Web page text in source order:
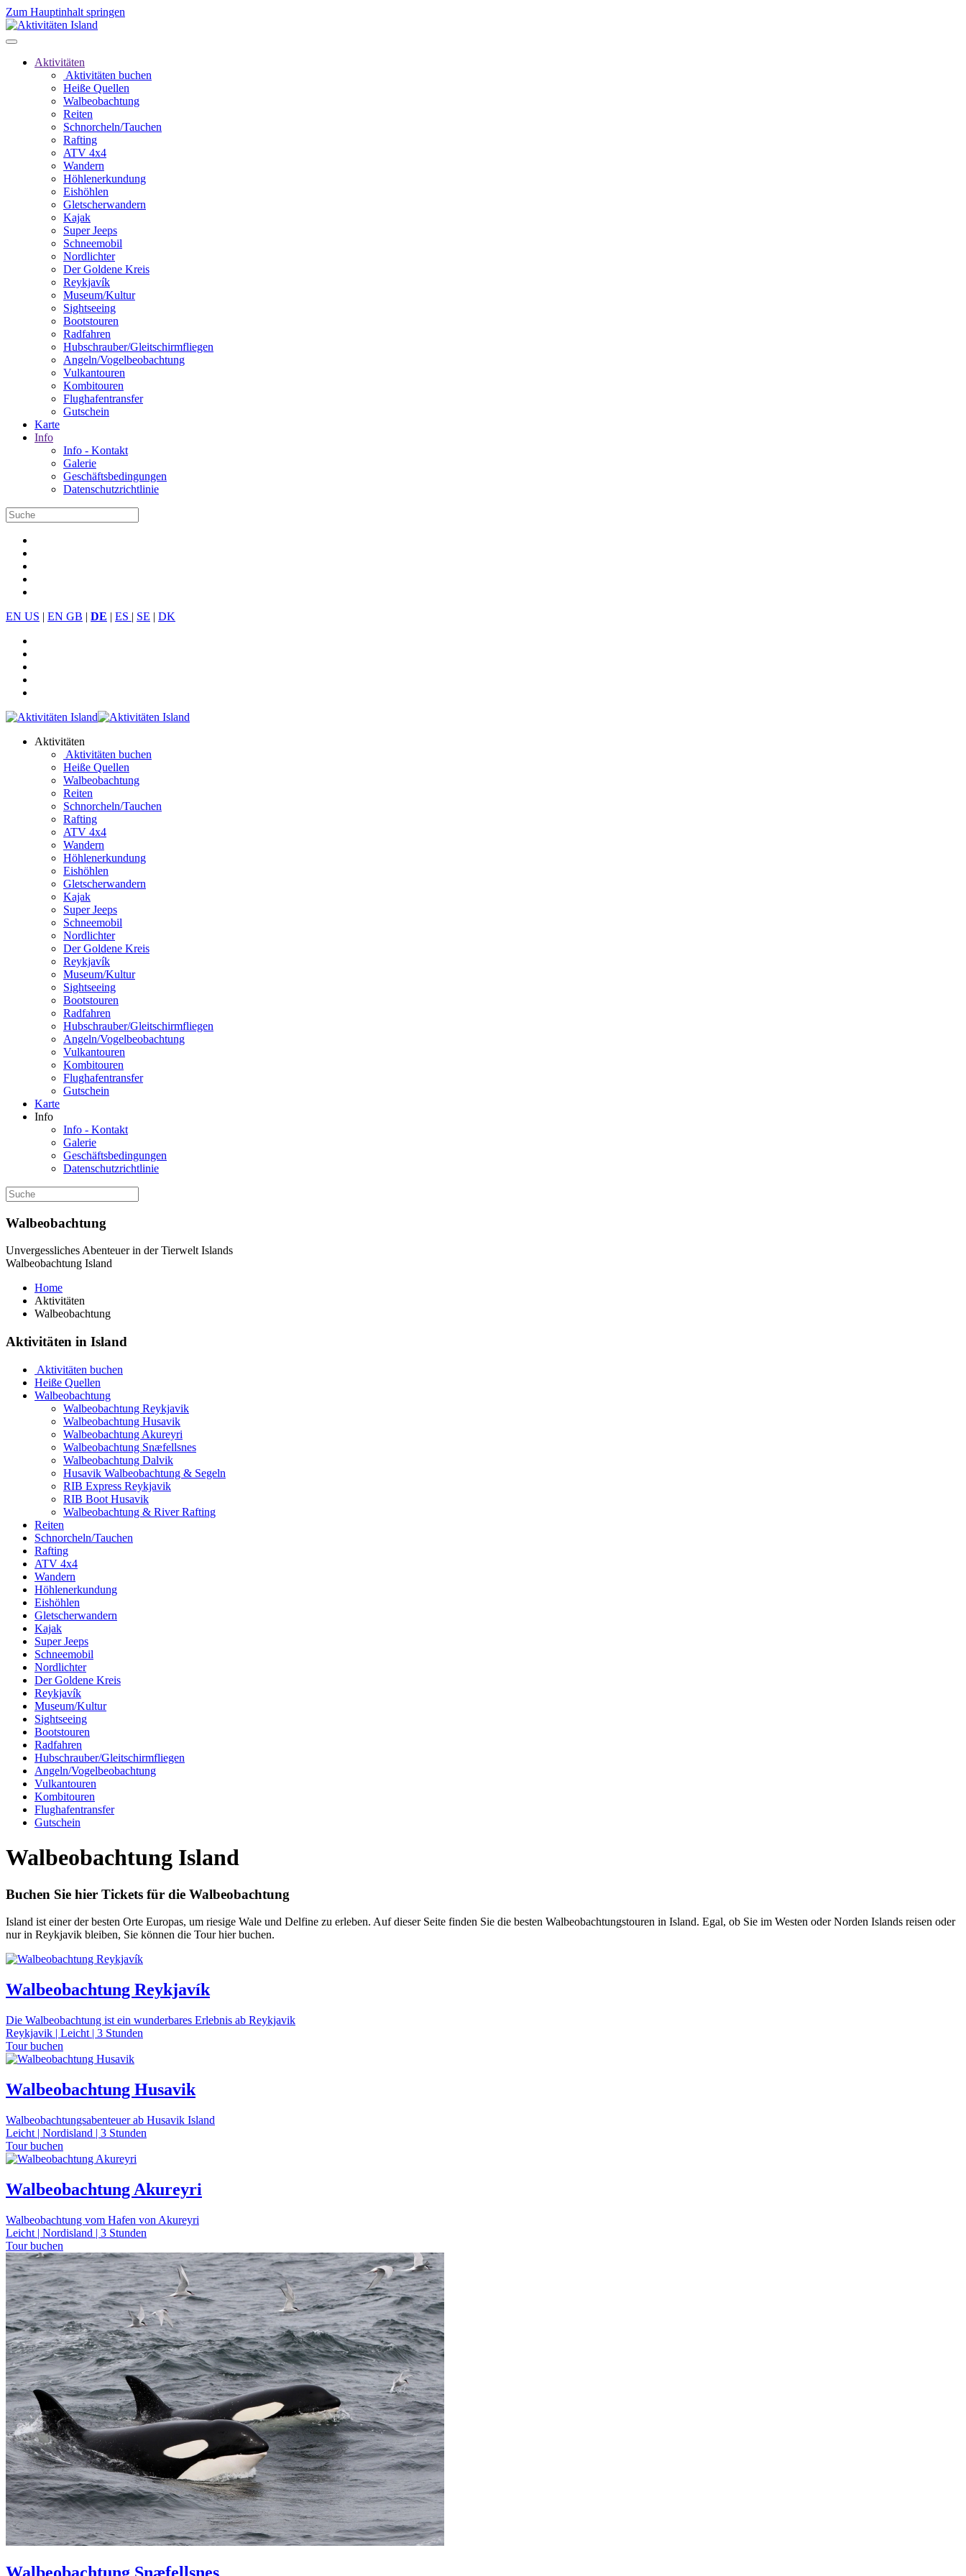
Zum Hauptinhalt springen
Aktivitäten
Aktivitäten buchen
Heiße Quellen
Walbeobachtung
Reiten
Schnorcheln/Tauchen
Rafting
ATV 4x4
Wandern
Höhlenerkundung
Eishöhlen
Gletscherwandern
Kajak
Super Jeeps
Schneemobil
Nordlichter
Der Goldene Kreis
Reykjavík
Museum/Kultur
Sightseeing
Bootstouren
Radfahren
Hubschrauber/Gleitschirmfliegen
Angeln/Vogelbeobachtung
Vulkantouren
Kombitouren
Flughafentransfer
Gutschein
Karte
Info
Info - Kontakt
Galerie
Geschäftsbedingungen
Datenschutzrichtlinie
EN US | EN GB | DE | ES | SE | DK
Aktivitäten
Aktivitäten buchen
Heiße Quellen
Walbeobachtung
Reiten
Schnorcheln/Tauchen
Rafting
ATV 4x4
Wandern
Höhlenerkundung
Eishöhlen
Gletscherwandern
Kajak
Super Jeeps
Schneemobil
Nordlichter
Der Goldene Kreis
Reykjavík
Museum/Kultur
Sightseeing
Bootstouren
Radfahren
Hubschrauber/Gleitschirmfliegen
Angeln/Vogelbeobachtung
Vulkantouren
Kombitouren
Flughafentransfer
Gutschein
Karte
Info
Info - Kontakt
Galerie
Geschäftsbedingungen
Datenschutzrichtlinie
Walbeobachtung
Unvergessliches Abenteuer in der Tierwelt Islands
Walbeobachtung Island
Home
Aktivitäten
Walbeobachtung
Aktivitäten in Island
Aktivitäten buchen
Heiße Quellen
Walbeobachtung
Walbeobachtung Reykjavik
Walbeobachtung Husavik
Walbeobachtung Akureyri
Walbeobachtung Snæfellsnes
Walbeobachtung Dalvik
Husavik Walbeobachtung & Segeln
RIB Express Reykjavik
RIB Boot Husavik
Walbeobachtung & River Rafting
Reiten
Schnorcheln/Tauchen
Rafting
ATV 4x4
Wandern
Höhlenerkundung
Eishöhlen
Gletscherwandern
Kajak
Super Jeeps
Schneemobil
Nordlichter
Der Goldene Kreis
Reykjavík
Museum/Kultur
Sightseeing
Bootstouren
Radfahren
Hubschrauber/Gleitschirmfliegen
Angeln/Vogelbeobachtung
Vulkantouren
Kombitouren
Flughafentransfer
Gutschein
Walbeobachtung Island
Buchen Sie hier Tickets für die Walbeobachtung
Island ist einer der besten Orte Europas, um riesige Wale und Delfine zu erleben. Auf dieser Seite finden Sie die besten Walbeobachtungstouren in Island. Egal, ob Sie im Westen oder Norden Islands reisen oder
nur in Reykjavik bleiben, Sie können die Tour hier buchen.
Walbeobachtung Reykjavík
Die Walbeobachtung ist ein wunderbares Erlebnis ab Reykjavik
Reykjavik | Leicht | 3 Stunden
Tour buchen
Walbeobachtung Husavik
Walbeobachtungsabenteuer ab Husavik Island
Leicht | Nordisland | 3 Stunden
Tour buchen
Walbeobachtung Akureyri
Walbeobachtung vom Hafen von Akureyri
Leicht | Nordisland | 3 Stunden
Tour buchen